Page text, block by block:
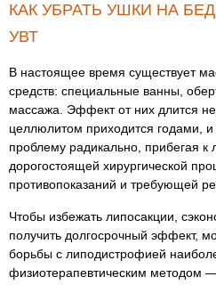
КАК УБРАТЬ УШКИ НА
УВТ
В настоящее время существует
средств: специальные ванны,
массажа. Эффект от них длится
целлюлитом приходится годами,
проблему радикально, прибегая
дорогостоящей хирургической
противопоказаний и требующей
Чтобы избежать липосакции,
получить долгосрочный эффект,
борьбы с липодистрофией
физиотерапевтическим методом